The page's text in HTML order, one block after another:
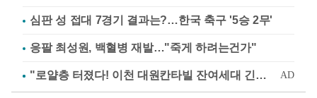
심판 성 접대 7경기 결과는?…한국 축구 '5승 2무'
응팔 최성원, 백혈병 재발…"죽게 하려는건가"